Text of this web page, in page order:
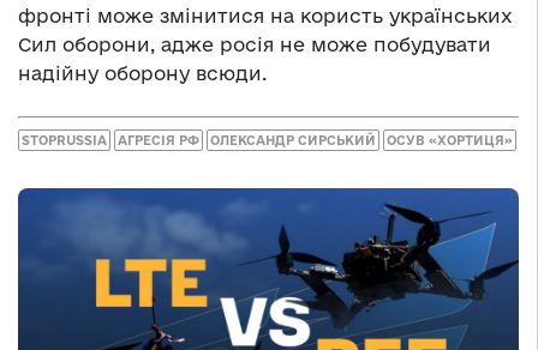
фронті може змінитися на користь українських
Сил оборони, адже росія не може побудувати
надійну оборону всюди.
STOPRUSSIA АГРЕСІЯ РФ ОЛЕКСАНДР СИРСЬКИЙ ОСУВ «ХОРТИЦЯ»